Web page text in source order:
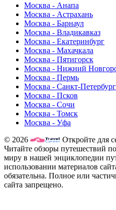
Москва - Анапа
Москва - Астрахань
Москва - Барнаул
Москва - Владикавказ
Москва - Екатеринбург
Москва - Махачкала
Москва - Пятигорск
Москва - Нижний
Москва - Пермь
Москва - Санкт-Петербург
Москва - Псков
Москва - Сочи
Москва - Томск
Москва - Уфа
© 2026
Откройте для
Читайте обзоры путешествий
миру в нашей энциклопедии
использовании материалов
обязательна. Полное или
сайта запрещено.